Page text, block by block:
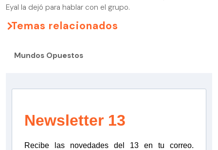
Eyal la dejó para hablar con el grupo.
Temas relacionados
Mundos Opuestos
Newsletter 13
Recibe las novedades del 13 en tu correo.